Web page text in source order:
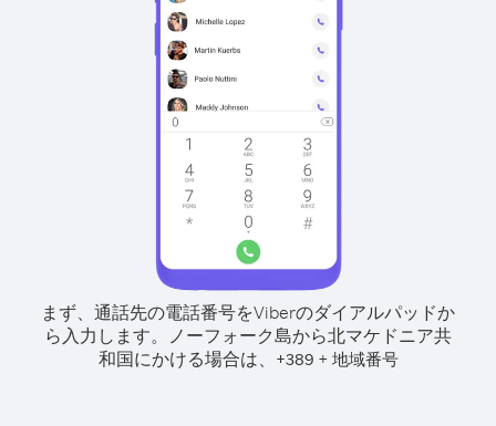
まず、通話先の電話番号をViberのダイアルパッドか
ら入力します。
ノーフォーク島から北マケドニア共
和国にかける場合は、
+389 + 地域番号